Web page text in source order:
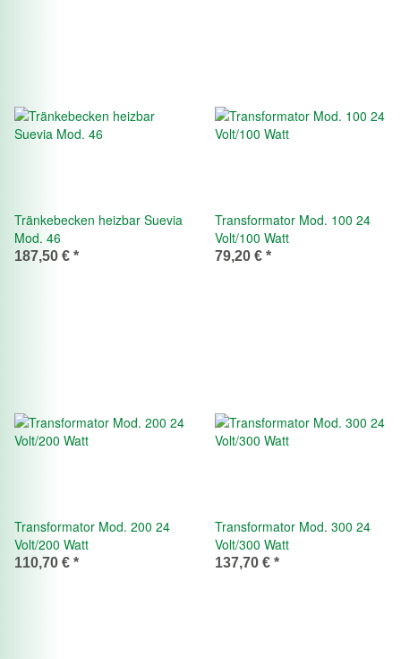
Tränkebecken heizbar Suevia
Mod. 46
187,50 € *
Transformator Mod. 100 24
Volt/100 Watt
79,20 € *
Transformator Mod. 200 24
Volt/200 Watt
110,70 € *
Transformator Mod. 300 24
Volt/300 Watt
137,70 € *